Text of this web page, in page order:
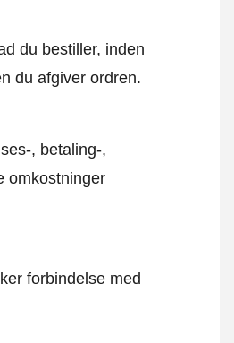
du bestiller, inden
du afgiver ordren.
, betaling-,
omkostninger
forbindelse med